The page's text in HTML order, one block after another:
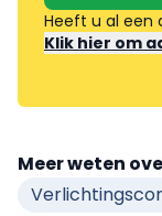
Heeft u al een
Klik hier om
Meer weten